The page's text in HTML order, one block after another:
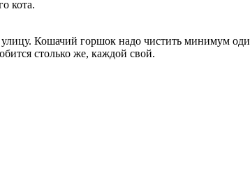
кота.
Кошачий горшок надо чистить минимум
столько же, каждой свой.